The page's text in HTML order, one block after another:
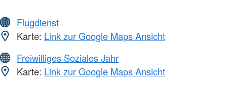
Flugdienst
Karte: Link zur Google Maps Ansicht
Freiwilliges Soziales Jahr
Karte: Link zur Google Maps Ansicht